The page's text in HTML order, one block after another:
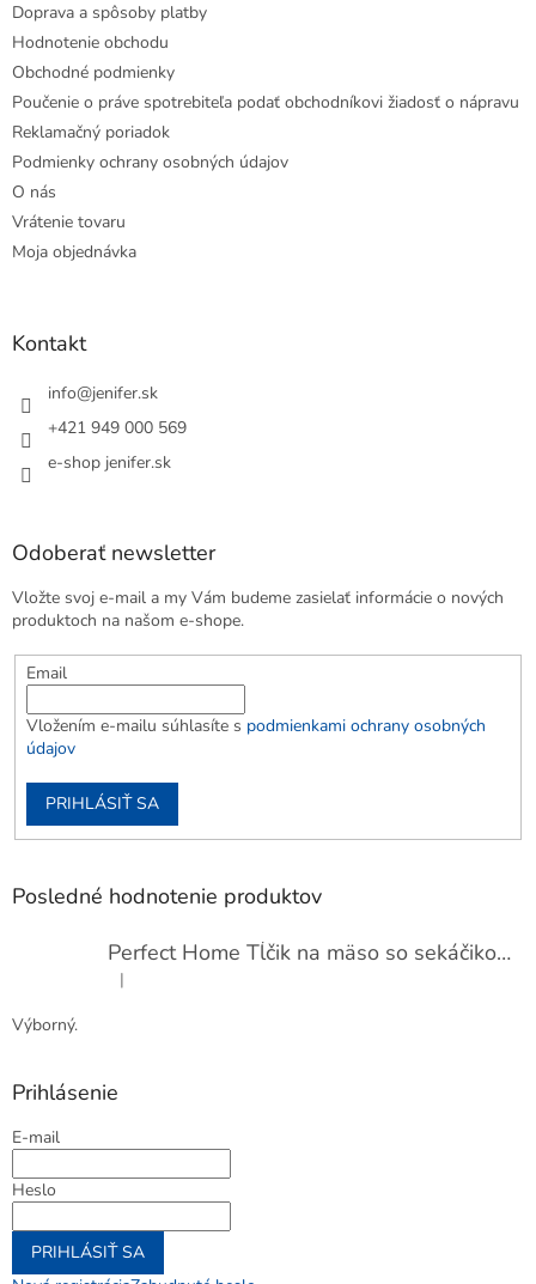
Doprava a spôsoby platby
Hodnotenie obchodu
Obchodné podmienky
Poučenie o práve spotrebiteľa podať obchodníkovi žiadosť o nápravu
Reklamačný poriadok
Podmienky ochrany osobných údajov
O nás
Vrátenie tovaru
Moja objednávka
Kontakt
info@jenifer.sk
+421 949 000 569
e-shop jenifer.sk
Odoberať newsletter
Vložte svoj e-mail a my Vám budeme zasielať informácie o nových
produktoch na našom e-shope.
Email
Vložením e-mailu súhlasíte s podmienkami ochrany osobných
údajov
PRIHLÁSIŤ SA
Posledné hodnotenie produktov
Perfect Home Tĺčik na mäso so sekáčikom, 56893
Hodnotenie produktu je 5 z 5 hviezdičiek.
|
Výborný.
Prihlásenie
E-mail
Heslo
PRIHLÁSIŤ SA